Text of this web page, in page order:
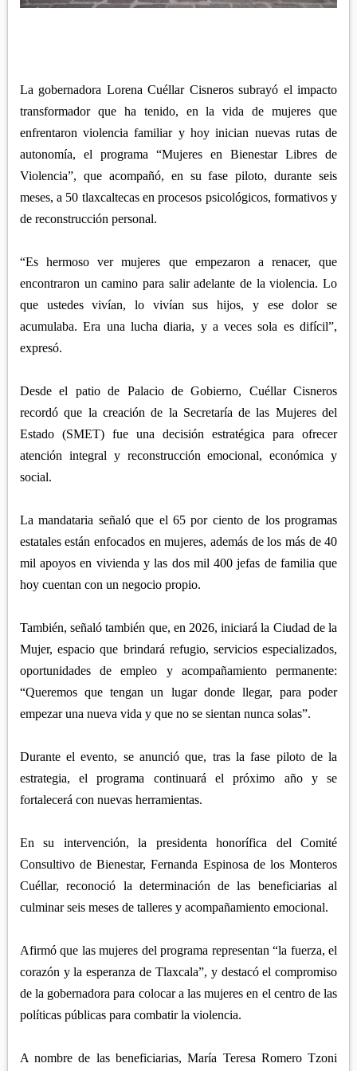
ZITLALTEPEC
PANOTLA
SAN PABLO DEL MONTE
HUEYOTLIPAN
NANACAMILPA
SANCTÓRUM
La gobernadora Lorena Cuéllar Cisneros subrayó el impacto
transformador que ha tenido, en la vida de mujeres que
enfrentaron violencia familiar y hoy inician nuevas rutas de
autonomía, el programa “Mujeres en Bienestar Libres de
Violencia”, que acompañó, en su fase piloto, durante seis
meses, a 50 tlaxcaltecas en procesos psicológicos, formativos y
de reconstrucción personal.
“Es hermoso ver mujeres que empezaron a renacer, que
encontraron un camino para salir adelante de la violencia. Lo
que ustedes vivían, lo vivían sus hijos, y ese dolor se
acumulaba. Era una lucha diaria, y a veces sola es difícil”,
expresó.
Desde el patio de Palacio de Gobierno, Cuéllar Cisneros
recordó que la creación de la Secretaría de las Mujeres del
Estado (SMET) fue una decisión estratégica para ofrecer
atención integral y reconstrucción emocional, económica y
social.
La mandataria señaló que el 65 por ciento de los programas
estatales están enfocados en mujeres, además de los más de 40
mil apoyos en vivienda y las dos mil 400 jefas de familia que
hoy cuentan con un negocio propio.
También, señaló también que, en 2026, iniciará la Ciudad de la
Mujer, espacio que brindará refugio, servicios especializados,
oportunidades de empleo y acompañamiento permanente:
“Queremos que tengan un lugar donde llegar, para poder
empezar una nueva vida y que no se sientan nunca solas”.
Durante el evento, se anunció que, tras la fase piloto de la
estrategia, el programa continuará el próximo año y se
fortalecerá con nuevas herramientas.
En su intervención, la presidenta honorífica del Comité
Consultivo de Bienestar, Fernanda Espinosa de los Monteros
Cuéllar, reconoció la determinación de las beneficiarias al
culminar seis meses de talleres y acompañamiento emocional.
Afirmó que las mujeres del programa representan “la fuerza, el
corazón y la esperanza de Tlaxcala”, y destacó el compromiso
de la gobernadora para colocar a las mujeres en el centro de las
políticas públicas para combatir la violencia.
A nombre de las beneficiarias, María Teresa Romero Tzoni